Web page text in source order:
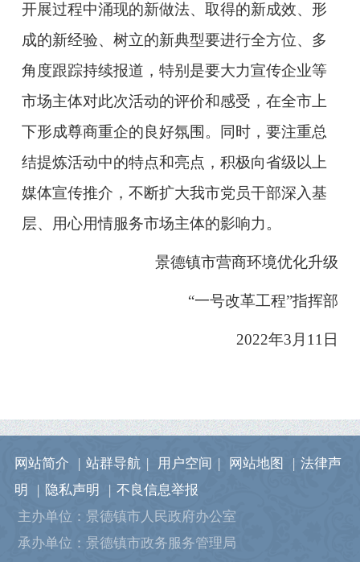
开展过程中涌现的新做法、取得的新成效、形
成的新经验、树立的新典型要进行全方位、多
角度跟踪持续报道，特别是要大力宣传企业等
市场主体对此次活动的评价和感受，在全市上
下形成尊商重企的良好氛围。同时，要注重总
结提炼活动中的特点和亮点，积极向省级以上
媒体宣传推介，不断扩大我市党员干部深入基
层、用心用情服务市场主体的影响力。
景德镇市营商环境优化升级
“一号改革工程”指挥部
2022年3月11日
网站简介 | 站群导航 | 用户空间 | 网站地图 | 法律声
明
| 隐私声明 | 不良信息举报
主办单位：景德镇市人民政府办公室
承办单位：景德镇市政务服务管理局